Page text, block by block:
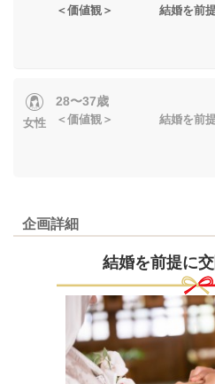
＜価値観＞ 結婚を前提
女性
28〜37歳
＜価値観＞ 結婚を前提
企画詳細
結婚を前提に